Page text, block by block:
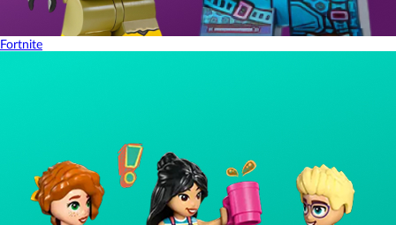
Fortnite